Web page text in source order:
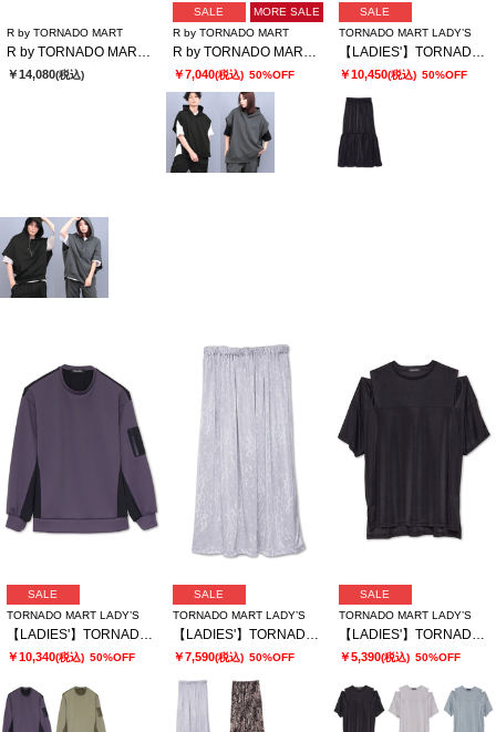
R by TORNADO MART
R by TORNADO MART∴変形ドルマンハーフZIPフィーディー
￥14,080(税込)
SALE
MORE SALE
R by TORNADO MART
R by TORNADO MART∴フレンチスリーブフィーディー
￥7,040(税込) 50%OFF
SALE
TORNADO MART LADY’S
【LADIES'】TORNADO MART∴サテンティアードスカート
￥10,450(税込) 50%OFF
SALE
TORNADO MART LADY’S
【LADIES'】TORNADO MART∴ダブルサテン切替プルオーバー
￥10,340(税込) 50%OFF
SALE
TORNADO MART LADY’S
【LADIES'】TORNADO MART∴レオパードプリントイージースカート
￥7,590(税込) 50%OFF
SALE
TORNADO MART LADY’S
【LADIES'】TORNADO MART∴ブライトスムーススリットオーバーTシャツ
￥5,390(税込) 50%OFF